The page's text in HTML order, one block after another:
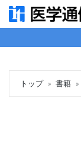
トップ 書籍